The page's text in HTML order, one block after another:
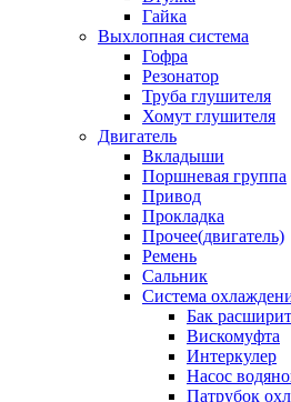
Гайка
Выхлопная система
Гофра
Резонатор
Труба глушителя
Хомут глушителя
Двигатель
Вкладыши
Поршневая группа
Привод
Прокладка
Прочее(двигатель)
Ремень
Сальник
Система
Бак
Вискомуфта
Интеркулер
Насос
Патрубок